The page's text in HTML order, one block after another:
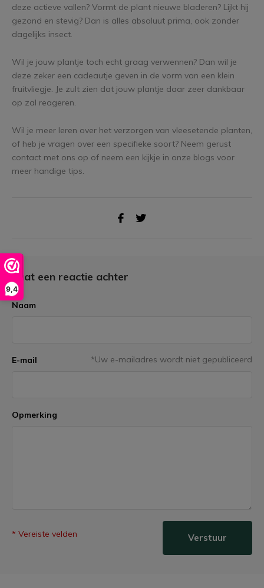
9,4
deze actieve vallen? Vormt de plant nieuwe bladeren? Lijkt hij
gezond en stevig? Dan is alles absoluut prima, ook zonder
dagelijks insect.
Wil je jouw plantje toch echt graag verwennen? Dan wil je
deze zeker een cadeautje geven in de vorm van een klein
fruitvliegje. Je zult zien dat jouw plantje daar zeer dankbaar
op zal reageren.
Wil je meer leren over het verzorgen van vleesetende planten,
of heb je vragen over een specifieke soort? Neem gerust
contact met ons op of neem een kijkje in onze blogs voor
meer handige tips.
Laat een reactie achter
Naam
E-mail *Uw e-mailadres wordt niet gepubliceerd
Opmerking
* Vereiste velden Verstuur